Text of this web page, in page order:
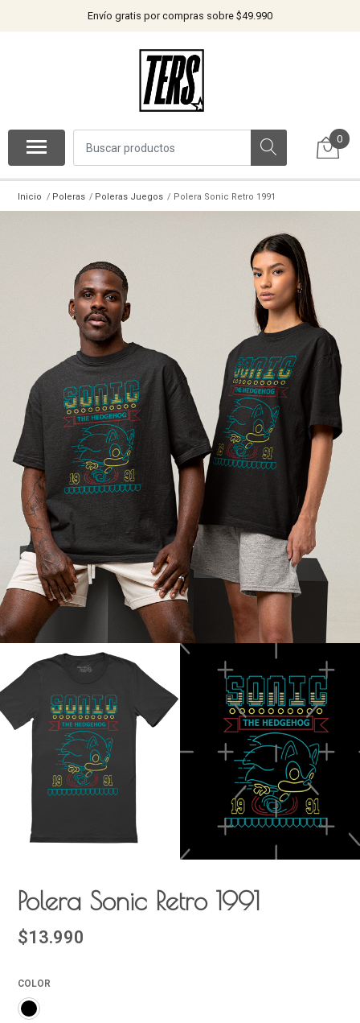
Envío gratis por compras sobre $49.990
0
Inicio Poleras Poleras Juegos Polera Sonic Retro 1991
Polera Sonic Retro 1991
$13.990
COLOR